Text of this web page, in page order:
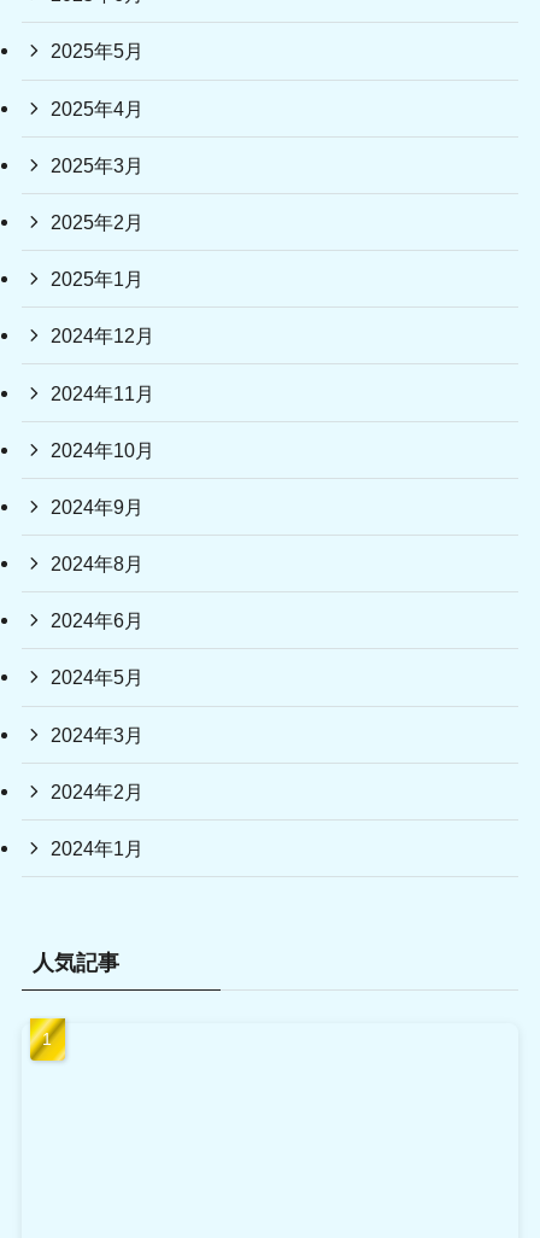
2025年5月
2025年4月
2025年3月
2025年2月
2025年1月
2024年12月
2024年11月
2024年10月
2024年9月
2024年8月
2024年6月
2024年5月
2024年3月
2024年2月
2024年1月
人気記事